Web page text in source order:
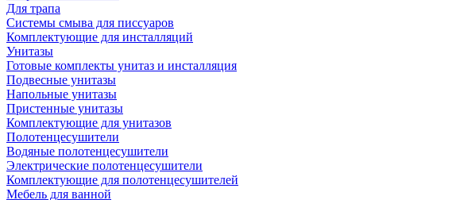
Для трапа
Системы смыва для писсуаров
Комплектующие для инсталляций
Унитазы
Готовые комплекты унитаз и инсталляция
Подвесные унитазы
Напольные унитазы
Пристенные унитазы
Комплектующие для унитазов
Полотенцесушители
Водяные полотенцесушители
Электрические полотенцесушители
Комплектующие для полотенцесушителей
Мебель для ванной